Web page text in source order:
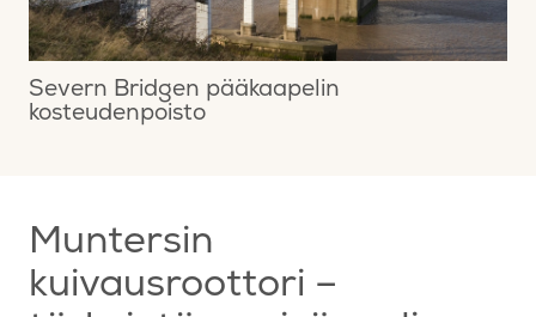
Severn Bridgen pääkaapelin
kosteudenpoisto
Muntersin
kuivausroottori –